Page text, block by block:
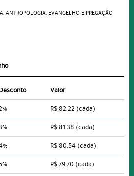
,ANTROPOLOGIA, EVANGELHO E PREGAÇÃO
Desconto
Valor
R$ 82,22 (cada)
3% R$ 81,38 (cada)
R$ 80,54 (cada)
5% R$ 79,70 (cada)